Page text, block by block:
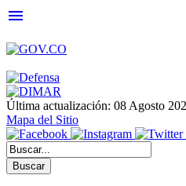
menu
Última actualización: 08 Agosto
Mapa del Sitio
Buscar